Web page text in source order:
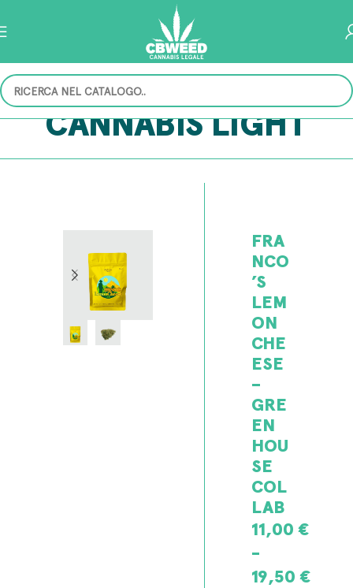
CANNABIS LIGHT
FRA
NCO
’S
LEM
ON
CHE
ESE
–
GRE
EN
HOU
SE
COL
LAB
11,00€
-
19,50€